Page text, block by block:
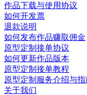
作品下载与使用协议
如何开发票
退款说明
如何发布作品赚取佣金
原型定制接单协议
如何更新作品版本
原型定制接单教程
原型定制服务介绍与指
关于我们